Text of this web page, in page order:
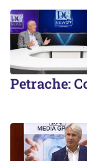
Petrache: